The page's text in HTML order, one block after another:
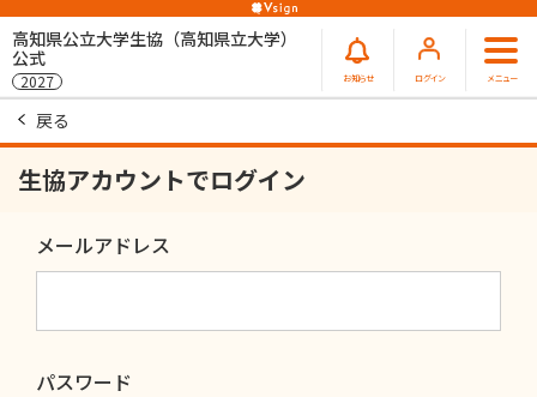
高知県公立大学生協（高知県立大学）
公式
2027 お知らせ ログイン メニュー
戻る
生協アカウントでログイン
メールアドレス
パスワード